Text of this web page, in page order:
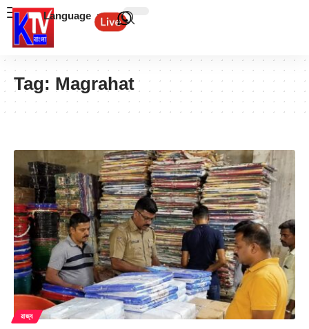
Language
Tag: Magrahat
রাজ্য